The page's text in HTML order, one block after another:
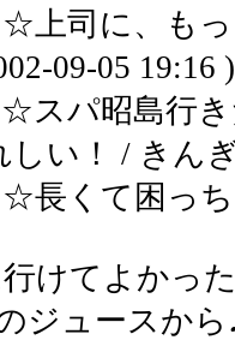
上司に、も
09-05 19:16 )
スパ昭島行
い！ / きん
長くて困っ
けてよかっ
ジュースか